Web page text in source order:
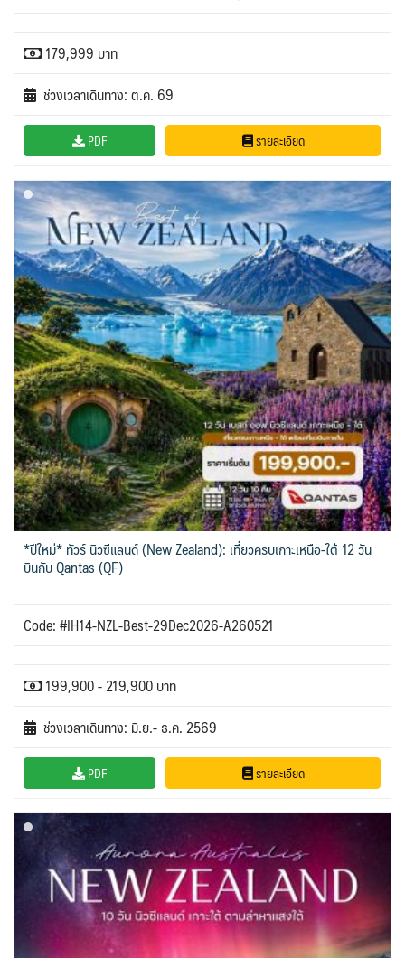
179,999 บาท
ช่วงเวลาเดินทาง: ต.ค. 69
PDF รายละเอียด
*ปีใหม่* ทัวร์ นิวซีแลนด์ (New Zealand): เที่ยวครบเกาะเหนือ-ใต้ 12 วัน
บินกับ Qantas (QF)
Code: #IH14-NZL-Best-29Dec2026-A260521
199,900 - 219,900 บาท
ช่วงเวลาเดินทาง: มิ.ย.- ธ.ค. 2569
PDF รายละเอียด